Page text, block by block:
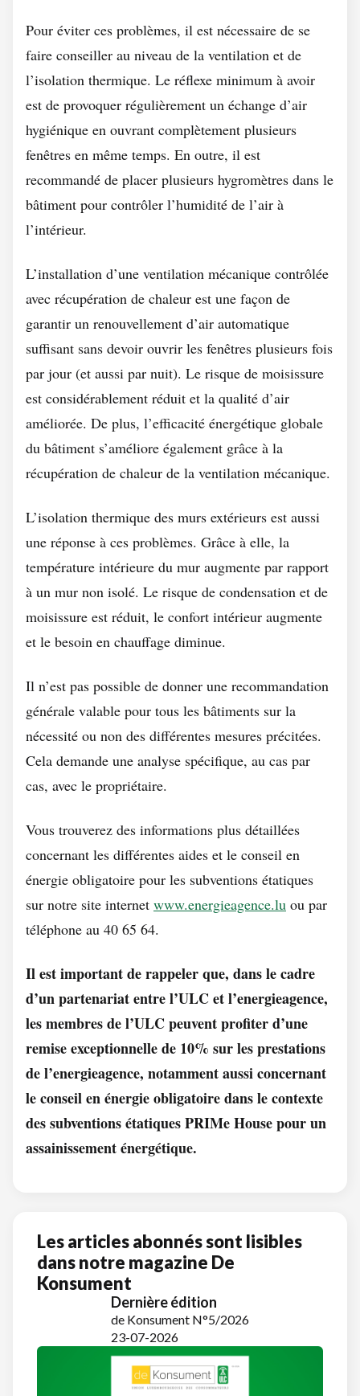
Pour éviter ces problèmes, il est nécessaire de se
faire conseiller au niveau de la ventilation et de
l’isolation thermique. Le réflexe minimum à avoir
est de provoquer régulièrement un échange d’air
hygiénique en ouvrant complètement plusieurs
fenêtres en même temps. En outre, il est
recommandé de placer plusieurs hygromètres dans le
bâtiment pour contrôler l’humidité de l’air à
l’intérieur.
L’installation d’une ventilation mécanique contrôlée
avec récupération de chaleur est une façon de
garantir un renouvellement d’air automatique
suffisant sans devoir ouvrir les fenêtres plusieurs fois
par jour (et aussi par nuit). Le risque de moisissure
est considérablement réduit et la qualité d’air
améliorée. De plus, l’efficacité énergétique globale
du bâtiment s’améliore également grâce à la
récupération de chaleur de la ventilation mécanique.
L’isolation thermique des murs extérieurs est aussi
une réponse à ces problèmes. Grâce à elle, la
température intérieure du mur augmente par rapport
à un mur non isolé. Le risque de condensation et de
moisissure est réduit, le confort intérieur augmente
et le besoin en chauffage diminue.
Il n’est pas possible de donner une recommandation
générale valable pour tous les bâtiments sur la
nécessité ou non des différentes mesures précitées.
Cela demande une analyse spécifique, au cas par
cas, avec le propriétaire.
Vous trouverez des informations plus détaillées
concernant les différentes aides et le conseil en
énergie obligatoire pour les subventions étatiques
sur notre site internet www.energieagence.lu ou par
téléphone au 40 65 64.
Il est important de rappeler que, dans le cadre
d’un partenariat entre l’ULC et l’energieagence,
les membres de l’ULC peuvent profiter d’une
remise exceptionnelle de 10% sur les prestations
de l’energieagence, notamment aussi concernant
le conseil en énergie obligatoire dans le contexte
des subventions étatiques PRIMe House pour un
assainissement énergétique.
Les articles abonnés sont lisibles
dans notre magazine De
Konsument
Dernière édition
de Konsument N°5/2026
23-07-2026